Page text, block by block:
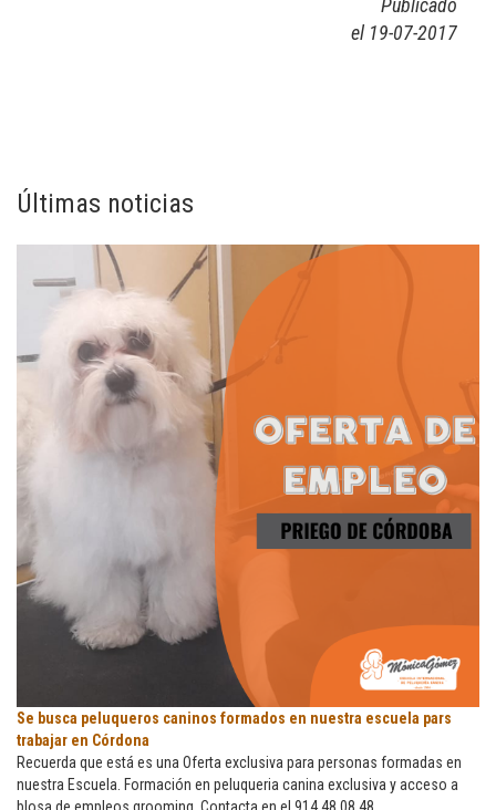
Publicado
el 19-07-2017
Últimas noticias
Se
busca
peluqueros
caninos
formados
Se busca peluqueros caninos formados en nuestra escuela pars
trabajar en Córdona
Recuerda que está es una Oferta exclusiva para personas formadas en
nuestra Escuela. Formación en peluqueria canina exclusiva y acceso a